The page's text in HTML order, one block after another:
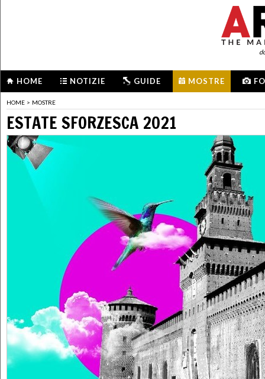
HOME NOTIZIE GUIDE MOSTRE
HOME > MOSTRE
ESTATE SFORZESCA 2021